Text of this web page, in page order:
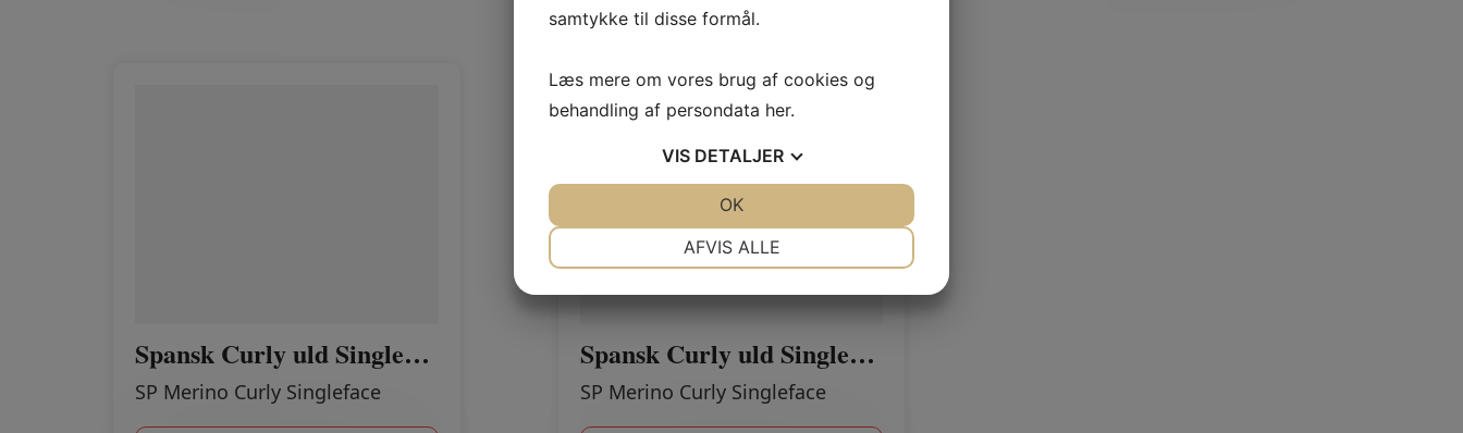
Spansk Curly uld Singleface PINK
SP Merino Curly Singleface
Spansk Curly uld Singleface PANSY LILLA
SP Merino Curly Singleface
samtykke til disse formål.
Læs mere om vores brug af cookies og
behandling af persondata her.
VIS DETALJER
AFVIS ALLE
OK